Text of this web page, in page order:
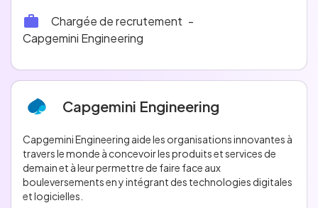
Chargée de recrutement -
Capgemini Engineering
Capgemini Engineering
Capgemini Engineering aide les organisations innovantes à
travers le monde à concevoir les produits et services de
demain et à leur permettre de faire face aux
bouleversements en y intégrant des technologies digitales
et logicielles.